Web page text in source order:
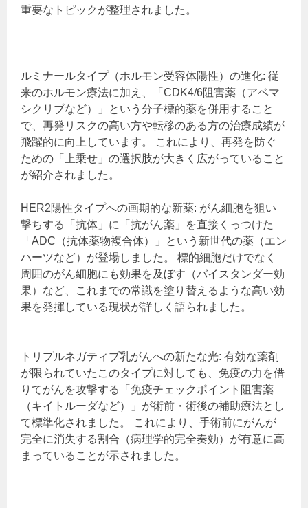
重要なトピックが整理されました。
ルミナールタイプ（ホルモン受容体陽性）の進化: 従
来のホルモン療法に加え、「CDK4/6阻害薬（アベマ
シクリブなど）」という分子標的薬を併用すること
で、再発リスクの高い方や転移のある方の治療成績が
飛躍的に向上しています。 これにより、再発を防ぐ
ための「上乗せ」の選択肢が大きく広がっていること
が紹介されました。
HER2陽性タイプへの画期的な新薬: がん細胞を狙い
撃ちする「抗体」に「抗がん薬」を直接くっつけた
「ADC（抗体薬物複合体）」という新世代の薬（エン
ハーツなど）が登場しました。 標的細胞だけでなく
周囲のがん細胞にも効果を及ぼす（バイスタンダー効
果）など、これまでの常識を塗り替えるような高い効
果を発揮している現状が詳しく語られました。
トリプルネガティブ乳がんへの新たな光: 有効な薬剤
が限られていたこのタイプに対しても、免疫の力を借
りてがんを攻撃する「免疫チェックポイント阻害薬
（キイトルーダなど）」が術前・術後の補助療法とし
て標準化されました。 これにより、手術前にがんが
完全に消失する割合（病理学的完全奏効）が有意に高
まっていることが示されました。